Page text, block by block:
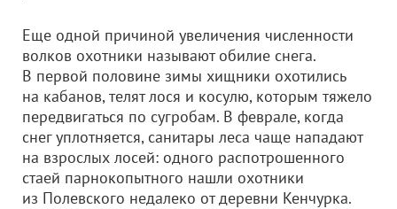
Еще одной причиной увеличения численности
волков охотники называют обилие снега.
В первой половине зимы хищники охотились
на кабанов, телят лося и косулю, которым тяжело
передвигаться по сугробам. В феврале, когда
снег уплотняется, санитары леса чаще нападают
на взрослых лосей: одного распотрошенного
стаей парнокопытного нашли охотники
из Полевского недалеко от деревни Кенчурка.